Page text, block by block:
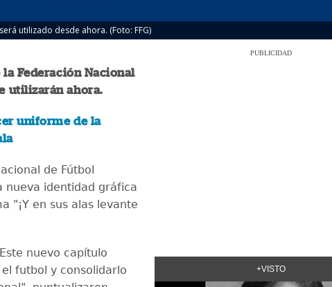
utilizado desde ahora. (Foto: FFG)
Federación Nacional
utilizarán ahora.
uniforme de la
de Fútbol
nueva identidad gráfica
"¡Y en sus alas levante
nuevo capítulo
futbol y consolidarlo
PUBLICIDAD
+VISTO